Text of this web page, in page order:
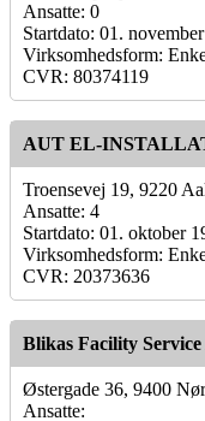
Ansatte: 0
Startdato: 01.
Virksomhedsform:
CVR: 80374119
AUT EL-
Troensevej 19, 9220
Ansatte: 4
Startdato: 01. oktober
Virksomhedsform:
CVR: 20373636
Blikas Facility Service
Østergade 36, 9400
Ansatte: